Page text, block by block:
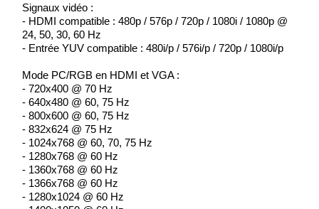
Signaux vidéo :
- HDMI compatible : 480p / 576p / 720p / 1080i / 1080p @
24, 50, 30, 60 Hz
- Entrée YUV compatible : 480i/p / 576i/p / 720p / 1080i/p
Mode PC/RGB en HDMI et VGA :
- 720x400 @ 70 Hz
- 640x480 @ 60, 75 Hz
- 800x600 @ 60, 75 Hz
- 832x624 @ 75 Hz
- 1024x768 @ 60, 70, 75 Hz
- 1280x768 @ 60 Hz
- 1360x768 @ 60 Hz
- 1366x768 @ 60 Hz
- 1280x1024 @ 60 Hz